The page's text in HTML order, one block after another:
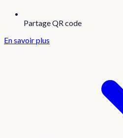
Partage QR code
En savoir plus